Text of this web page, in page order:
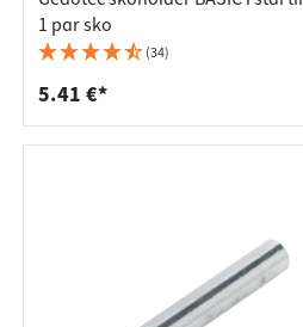
1 par sko
(34)
5.41 €*